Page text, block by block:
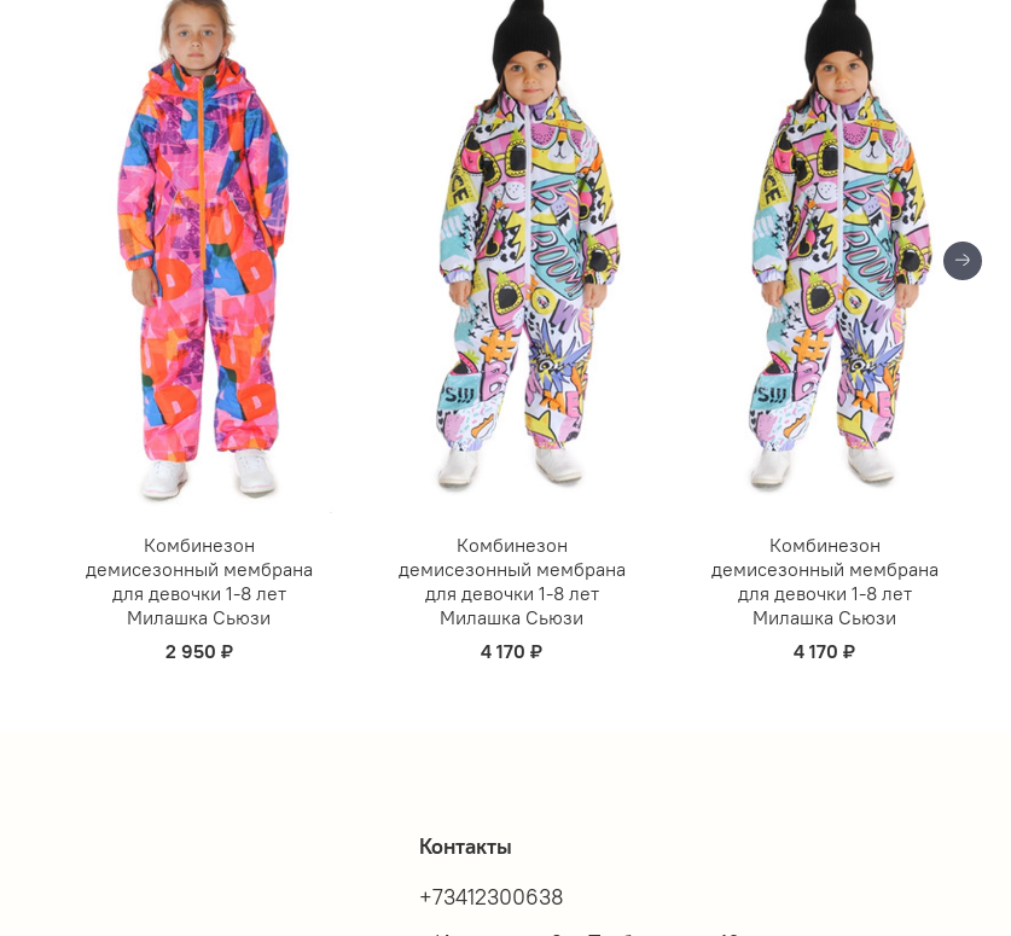
Комбинезон
демисезонный мембрана
для девочки 1-8 лет
Милашка Сьюзи
2 950 ₽
Комбинезон
демисезонный мембрана
для девочки 1-8 лет
Милашка Сьюзи
4 170 ₽
Комбинезон
демисезонный мембрана
для девочки 1-8 лет
Милашка Сьюзи
4 170 ₽
Контакты
+73412300638